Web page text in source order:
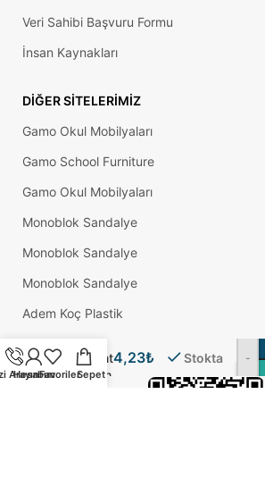
Veri Sahibi Başvuru Formu
İnsan Kaynakları
DIĞER SITELERIMIZ
Gamo Okul Mobilyaları
Gamo School Furniture
Gamo Okul Mobilyaları
Monoblok Sandalye
Monoblok Sandalye
Monoblok Sandalye
Adem Koç Plastik
Arayın
HesabımFavorilerSepet
40×40
Köşebent
Gri 4 Mm
4,23₺ Stokta -